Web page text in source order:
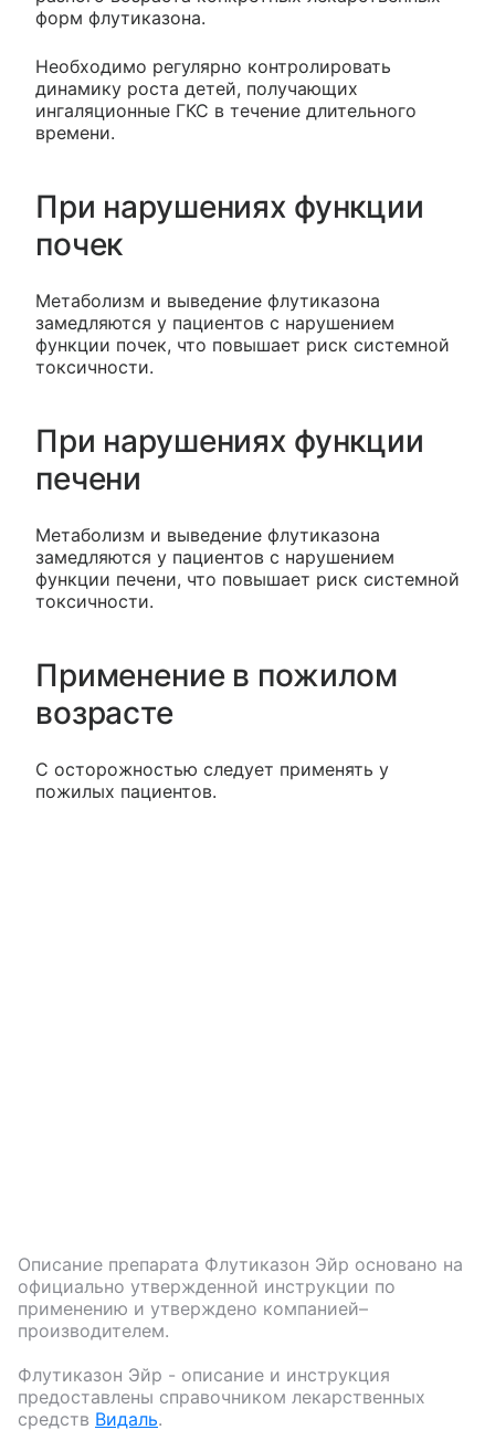
форм флутиказона.
Необходимо регулярно контролировать
динамику роста детей, получающих
ингаляционные ГКС в течение длительного
времени.
При нарушениях функции
почек
Метаболизм и выведение флутиказона
замедляются у пациентов с нарушением
функции почек, что повышает риск системной
токсичности.
При нарушениях функции
печени
Метаболизм и выведение флутиказона
замедляются у пациентов с нарушением
функции печени, что повышает риск системной
токсичности.
Применение в пожилом
возрасте
С осторожностью следует применять у
пожилых пациентов.
Описание препарата Флутиказон Эйр основано на
официально утвержденной инструкции по
применению и утверждено компанией–
производителем.
Флутиказон Эйр - описание и инструкция
предоставлены справочником лекарственных
средств Видаль.